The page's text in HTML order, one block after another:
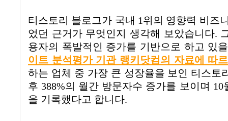
티스토리 블로그가 국내 1위의 영향력 비즈
었던 근거가 무엇인지 생각해 보았습니다.
용자의 폭발적인 증가를 기반으로 하고 있
이트 분석평가 기관 랭키닷컴의 자료에 따
하는 업체 중 가장 큰 성장율을 보인 티스토
후 388%의 월간 방문자수 증가를 보이며
을 기록했다고 합니다.